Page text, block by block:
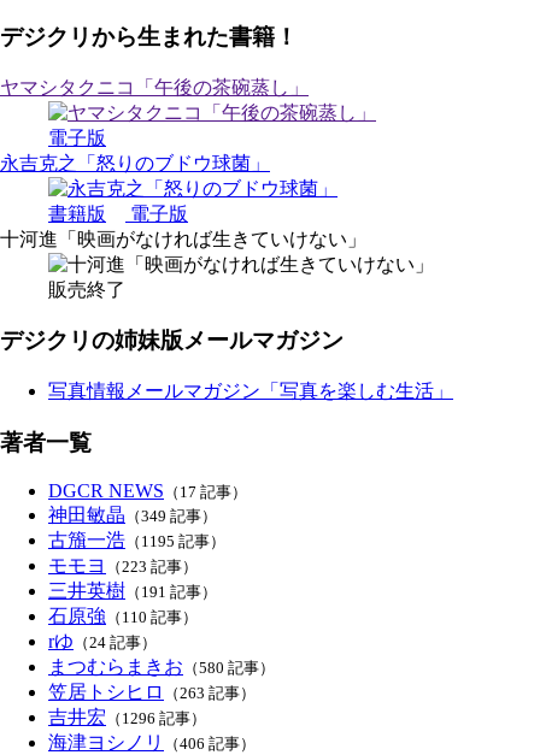
デジクリから生まれた書籍！
ヤマシタクニコ「午後の茶碗蒸し」
電子版
永吉克之「怒りのブドウ球菌」
書籍版
電子版
十河進「映画がなければ生きていけない」
販売終了
デジクリの姉妹版メールマガジン
写真情報メールマガジン「写真を楽しむ生活」
著者一覧
DGCR NEWS （17 記事）
神田敏晶 （349 記事）
古籏一浩 （1195 記事）
モモヨ （223 記事）
三井英樹 （191 記事）
石原強 （110 記事）
rゆ （24 記事）
まつむらまきお （580 記事）
笠居トシヒロ （263 記事）
吉井宏 （1296 記事）
海津ヨシノリ （406 記事）